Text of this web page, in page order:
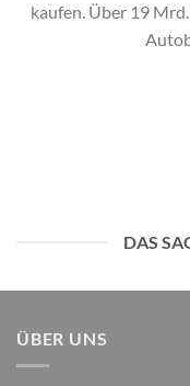
kaufen. Über 19
DAS
ÜBER UNS